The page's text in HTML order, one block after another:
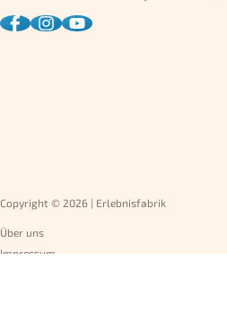
Copyright © 2026 | Erlebnisfabrik
Über uns
Impressum